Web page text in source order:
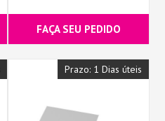
FAÇA SEU PEDIDO
Prazo: 1 Dias úteis